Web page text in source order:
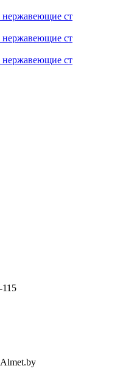
ст
ст
ст